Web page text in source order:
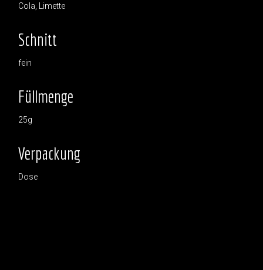
Cola, Limette
Schnitt
fein
Füllmenge
25g
Verpackung
Dose